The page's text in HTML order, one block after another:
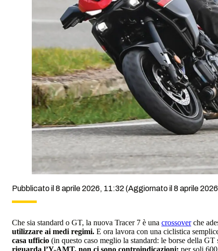
Pubblicato il 8 aprile 2026, 11:32(Aggiornato il 8 aprile
Che sia standard o GT, la nuova Tracer 7 è una crossoverche
utilizzare ai medi regimi. E ora lavora con una ciclistica
casa ufficio (in questo caso meglio la standard: le borse della